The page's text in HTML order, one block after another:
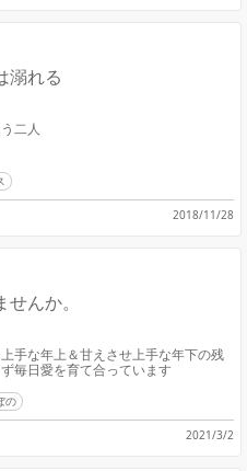
溺れる
二人
2018/11/28
んか。
手な年上＆甘えさせ上手な年下の残
毎日愛を育て合っています
の
2021/3/2